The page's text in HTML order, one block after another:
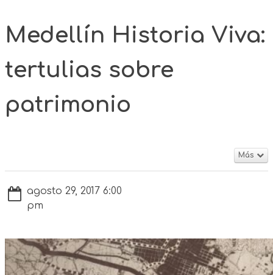
Medellín Historia Viva:
tertulias sobre
patrimonio
Más
agosto 29, 2017 6:00
pm